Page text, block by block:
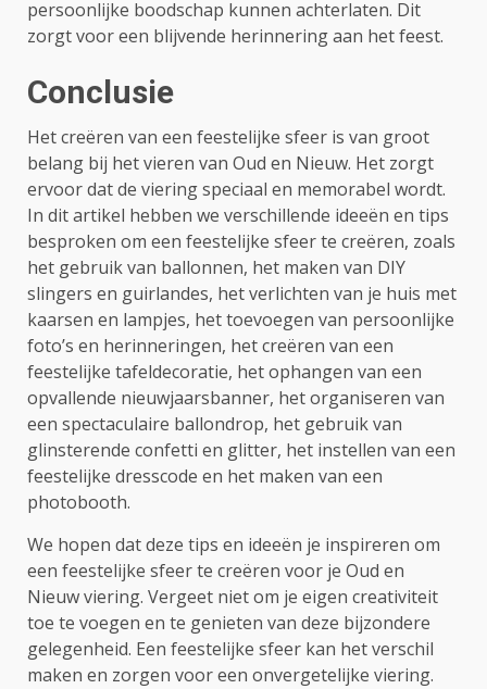
persoonlijke boodschap kunnen achterlaten. Dit
zorgt voor een blijvende herinnering aan het feest.
Conclusie
Het creëren van een feestelijke sfeer is van groot
belang bij het vieren van Oud en Nieuw. Het zorgt
ervoor dat de viering speciaal en memorabel wordt.
In dit artikel hebben we verschillende ideeën en tips
besproken om een feestelijke sfeer te creëren, zoals
het gebruik van ballonnen, het maken van DIY
slingers en guirlandes, het verlichten van je huis met
kaarsen en lampjes, het toevoegen van persoonlijke
foto’s en herinneringen, het creëren van een
feestelijke tafeldecoratie, het ophangen van een
opvallende nieuwjaarsbanner, het organiseren van
een spectaculaire ballondrop, het gebruik van
glinsterende confetti en glitter, het instellen van een
feestelijke dresscode en het maken van een
photobooth.
We hopen dat deze tips en ideeën je inspireren om
een feestelijke sfeer te creëren voor je Oud en
Nieuw viering. Vergeet niet om je eigen creativiteit
toe te voegen en te genieten van deze bijzondere
gelegenheid. Een feestelijke sfeer kan het verschil
maken en zorgen voor een onvergetelijke viering.